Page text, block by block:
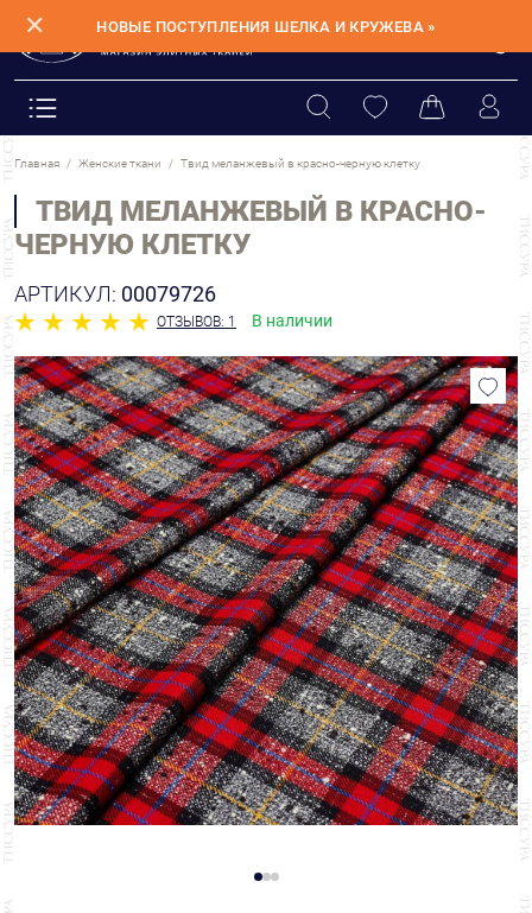
✕ НОВЫЕ ПОСТУПЛЕНИЯ ШЕЛКА И КРУЖЕВА »
Главная Женские ткани Твид меланжевый в красно-черную клетку
ТВИД МЕЛАНЖЕВЫЙ В КРАСНО-
ЧЕРНУЮ КЛЕТКУ
АРТИКУЛ: 00079726
ОТЗЫВОВ: 1 В наличии